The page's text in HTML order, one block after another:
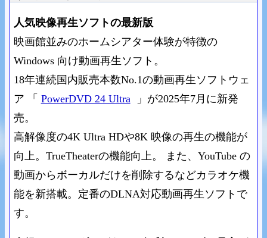
人気映像再生ソフトの最新版
映画館並みのホームシアター体験が特徴の
Windows 向け動画再生ソフト。
18年連続国内販売本数No.1の動画再生ソフトウェ
ア 「 PowerDVD 24 Ultra
」が2025年7月に新発
売。
高解像度の4K Ultra HDや8K 映像の再生の機能が
向上。TrueTheaterの機能向上。 また、YouTube の
動画からボーカルだけを削除するなどカラオケ機
能を新搭載。定番のDLNA対応動画再生ソフトで
す。